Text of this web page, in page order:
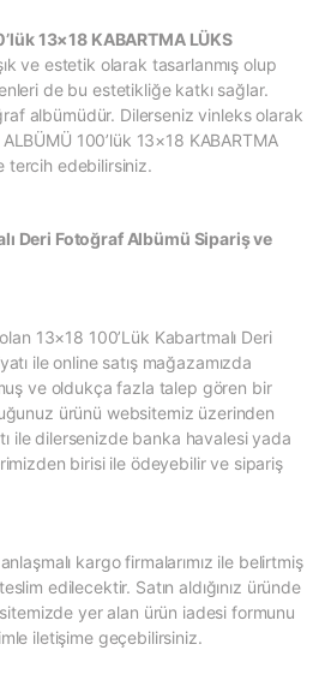
13×18 KABARTMA LÜKS
ve estetik olarak tasarlanmış olup
de bu estetikliğe katkı sağlar.
albümüdür. Dilerseniz vinleks olarak
100’lük 13×18 KABARTMA
tercih edebilirsiniz.
Deri Fotoğraf Albümü Sipariş ve
13×18 100’Lük Kabartmalı Deri
ile online satış mağazamızda
ve oldukça fazla talep gören bir
ürünü websitemiz üzerinden
ile dilersenizde banka havalesi yada
birisi ile ödeyebilir ve sipariş
kargo firmalarımız ile belirtmiş
edilecektir. Satın aldığınız üründe
yer alan ürün iadesi formunu
iletişime geçebilirsiniz.